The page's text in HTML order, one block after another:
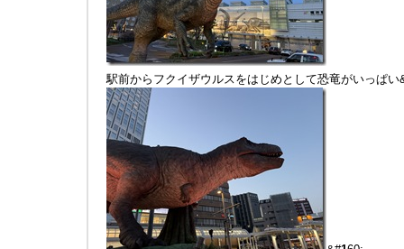
駅前からフクイザウルスをはじめとして恐竜がいっぱい